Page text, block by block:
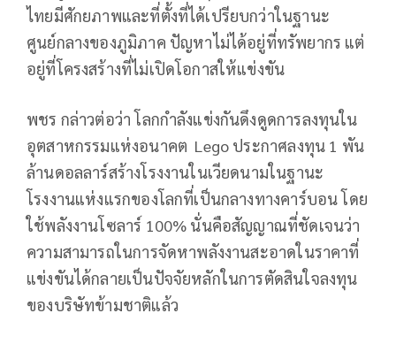
ไทยมีศักยภาพและที่ตั้งที่ได้เปรียบกว่าในฐานะ
ศูนย์กลางของภูมิภาค ปัญหาไม่ได้อยู่ที่ทรัพยากร แต่
อยู่ที่โครงสร้างที่ไม่เปิดโอกาสให้แข่งขัน
พชร กล่าวต่อว่า โลกกำลังแข่งกันดึงดูดการลงทุนใน
อุตสาหกรรมแห่งอนาคต Lego ประกาศลงทุน 1 พัน
ล้านดอลลาร์สร้างโรงงานในเวียดนามในฐานะ
โรงงานแห่งแรกของโลกที่เป็นกลางทางคาร์บอน โดย
ใช้พลังงานโซลาร์ 100% นั่นคือสัญญาณที่ชัดเจนว่า
ความสามารถในการจัดหาพลังงานสะอาดในราคาที่
แข่งขันได้กลายเป็นปัจจัยหลักในการตัดสินใจลงทุน
ของบริษัทข้ามชาติแล้ว